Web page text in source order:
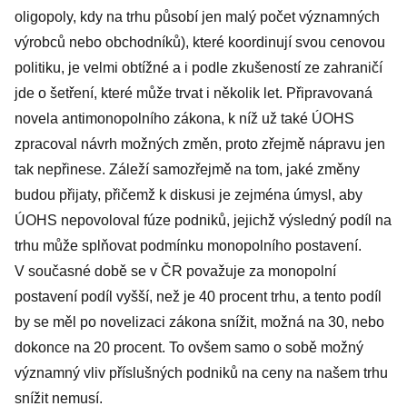
oligopoly, kdy na trhu působí jen malý počet významných
výrobců nebo obchodníků), které koordinují svou cenovou
politiku, je velmi obtížné a i podle zkušeností ze zahraničí
jde o šetření, které může trvat i několik let. Připravovaná
novela antimonopolního zákona, k níž už také ÚOHS
zpracoval návrh možných změn, proto zřejmě nápravu jen
tak nepřinese. Záleží samozřejmě na tom, jaké změny
budou přijaty, přičemž k diskusi je zejména úmysl, aby
ÚOHS nepovoloval fúze podniků, jejichž výsledný podíl na
trhu může splňovat podmínku monopolního postavení.
V současné době se v ČR považuje za monopolní
postavení podíl vyšší, než je 40 procent trhu, a tento podíl
by se měl po novelizaci zákona snížit, možná na 30, nebo
dokonce na 20 procent. To ovšem samo o sobě možný
významný vliv příslušných podniků na ceny na našem trhu
snížit nemusí.